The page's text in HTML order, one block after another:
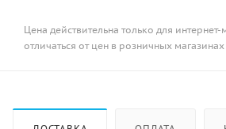
Цена действительна только для
отличаться от цен в розничных магазинах